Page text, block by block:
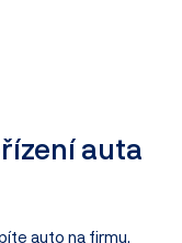
auta
auto na firmu,